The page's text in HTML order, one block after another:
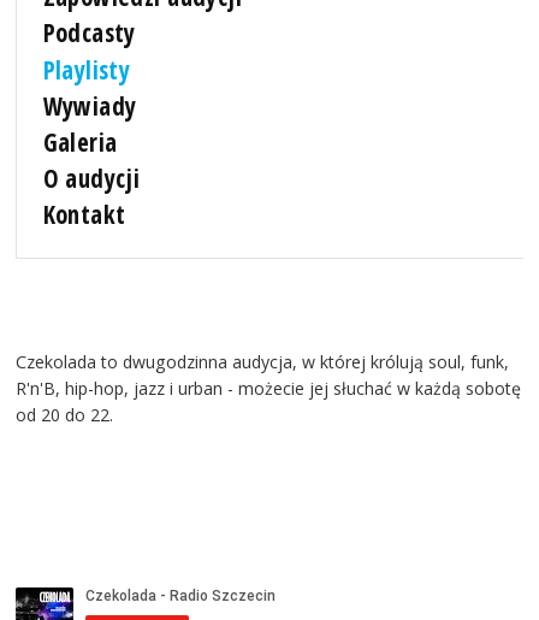
Podcasty
Playlisty
Wywiady
Galeria
O audycji
Kontakt
Czekolada to dwugodzinna audycja, w której królują soul, funk,
R'n'B, hip-hop, jazz i urban - możecie jej słuchać w każdą sobotę
od 20 do 22.